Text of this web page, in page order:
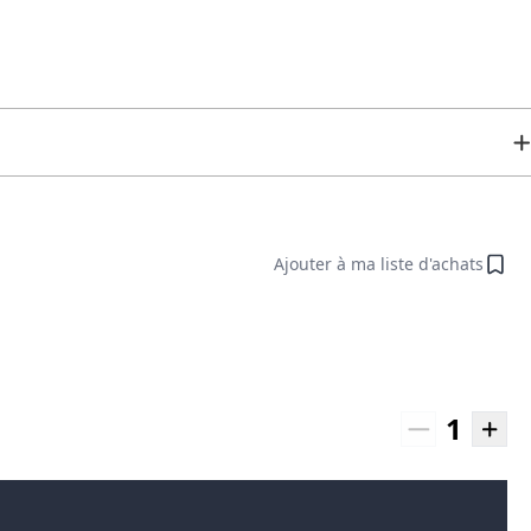
Ajouter à ma liste d'achats
1